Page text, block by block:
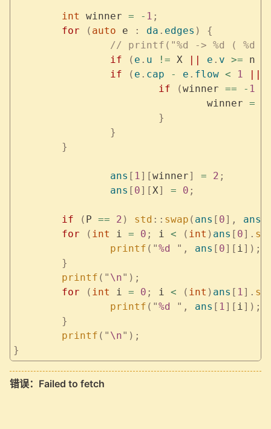
	int
winner = - 1 ;
	for
( auto e : da . edges )
{
// printf("%d -> %d ( %d
		if
( e . u != X e . v >= n
		if
( e . cap - e . flow < 1
			if
(winner == - 1
				winner
=
			}
		}
	}
		ans
[ 1][winner] = 2 ;
		ans
[ 0][X] = 0 ;
	if
( P == 2 ) std :: swap ( ans [ 0], ans
	for
( int i = 0 ; i < ( int ) ans [ 0].
		printf
( "%d " , ans [ 0][ i]);
	}
	printf
( " \n" );
	for
( int i = 0 ; i < ( int ) ans [ 1].
		printf
( "%d " , ans [ 1][ i]);
	}
	printf
( " \n" );
}